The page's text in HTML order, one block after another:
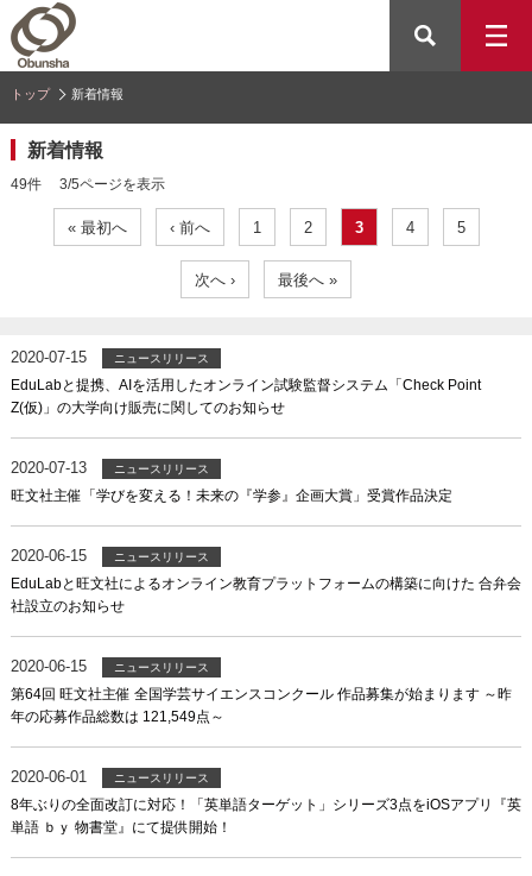
トップ 新着情報
新着情報
49件 3/5ページを表示
« 最初へ ‹ 前へ 1 2 3 4 5
次へ › 最後へ »
2020-07-15 ニュースリリース
EduLabと提携、AIを活用したオンライン試験監督システム「Check Point
Z(仮)」の大学向け販売に関してのお知らせ
2020-07-13 ニュースリリース
旺文社主催「学びを変える！未来の『学参』企画大賞」受賞作品決定
2020-06-15 ニュースリリース
EduLabと旺文社によるオンライン教育プラットフォームの構築に向けた 合弁会
社設立のお知らせ
2020-06-15 ニュースリリース
第64回 旺文社主催 全国学芸サイエンスコンクール 作品募集が始まります ～昨
年の応募作品総数は 121,549点～
2020-06-01 ニュースリリース
8年ぶりの全面改訂に対応！「英単語ターゲット」シリーズ3点をiOSアプリ『英
単語 ｂｙ 物書堂』にて提供開始！